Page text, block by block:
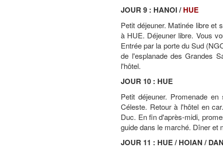
JOUR 9 : HANOI /HUE
Petit déjeuner. Matinée libre et
à HUE. Déjeuner libre. Vous
Entrée par la porte du Sud
de l'esplanade des Grandes
l'hôtel.
JOUR 10 : HUE
Petit déjeuner. Promenade
Céleste. Retour à l'hôtel en
Duc. En fin d'après-midi,
guide dans le marché. Dîner et
JOUR 11 : HUE / HOIAN /